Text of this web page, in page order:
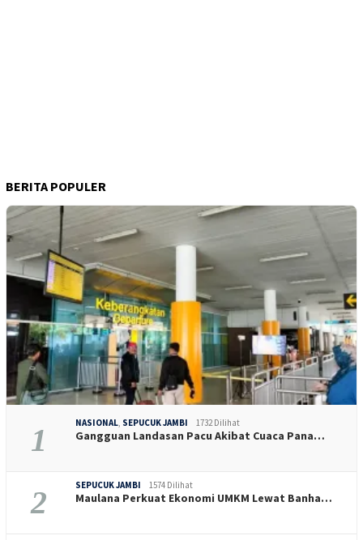
BERITA POPULER
1 NASIONAL SEPUCUK JAMBI 1732 Dilihat
Gangguan Landasan Pacu Akibat Cuaca Pana…
2 SEPUCUK JAMBI 1574 Dilihat
Maulana Perkuat Ekonomi UMKM Lewat Banha…